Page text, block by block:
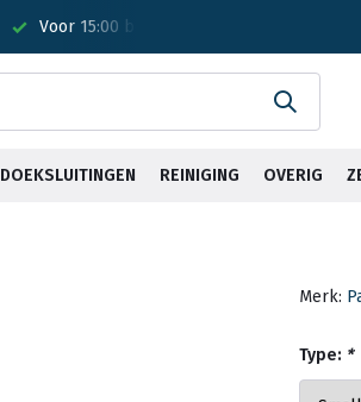
Voor 15:00 besteld? Is vandaag verzonden!
DOEKSLUITINGEN REINIGING OVERIG
Merk:
Type: *